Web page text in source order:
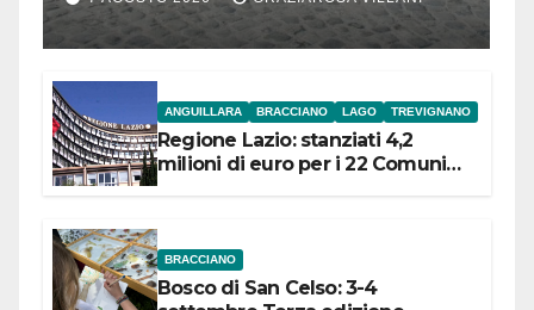
l’inaugurazione
ANGUILLARA BRACCIANO LAGO TREVIGNANO
Regione Lazio: stanziati 4,2
milioni di euro per i 22 Comuni
BRACCIANO
Bosco di San Celso: 3-4